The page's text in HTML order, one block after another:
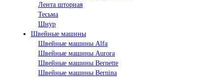
Лента шторная
Тесьма
Шнур
Швейные машины
Швейные машины Alfa
Швейные машины Aurora
Швейные машины Bernette
Швейные машины Bernina